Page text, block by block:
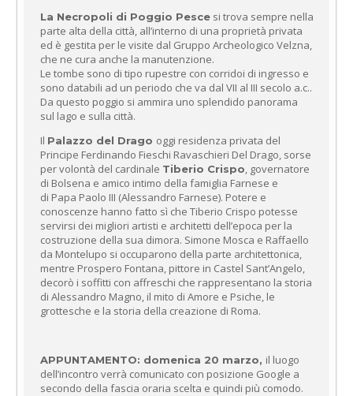
La Necropoli di Poggio Pesce si trova sempre nella
parte alta della città, all’interno di una proprietà privata
ed è gestita per le visite dal Gruppo Archeologico Velzna,
che ne cura anche la manutenzione.
Le tombe sono di tipo rupestre con corridoi di ingresso e
sono databili ad un periodo che va dal VII al III secolo a.c..
Da questo poggio si ammira uno splendido panorama
sul lago e sulla città.
Il Palazzo del Drago oggi residenza privata del
Principe Ferdinando Fieschi Ravaschieri Del Drago, sorse
per volontà del cardinale Tiberio Crispo, governatore
di Bolsena e amico intimo della famiglia Farnese e
di Papa Paolo III (Alessandro Farnese). Potere e
conoscenze hanno fatto sì che Tiberio Crispo potesse
servirsi dei migliori artisti e architetti dell’epoca per la
costruzione della sua dimora. Simone Mosca e Raffaello
da Montelupo si occuparono della parte architettonica,
mentre Prospero Fontana, pittore in Castel Sant’Angelo,
decorò i soffitti con affreschi che rappresentano la storia
di Alessandro Magno, il mito di Amore e Psiche, le
grottesche e la storia della creazione di Roma.
APPUNTAMENTO: domenica 20 marzo, il luogo
dell’incontro verrà comunicato con posizione Google a
secondo della fascia oraria scelta e quindi più comodo.